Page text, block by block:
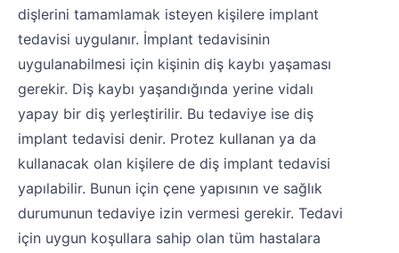
dişlerini tamamlamak isteyen kişilere implant
tedavisi uygulanır. İmplant tedavisinin
uygulanabilmesi için kişinin diş kaybı yaşaması
gerekir. Diş kaybı yaşandığında yerine vidalı
yapay bir diş yerleştirilir. Bu tedaviye ise diş
implant tedavisi denir. Protez kullanan ya da
kullanacak olan kişilere de diş implant tedavisi
yapılabilir. Bunun için çene yapısının ve sağlık
durumunun tedaviye izin vermesi gerekir. Tedavi
için uygun koşullara sahip olan tüm hastalara